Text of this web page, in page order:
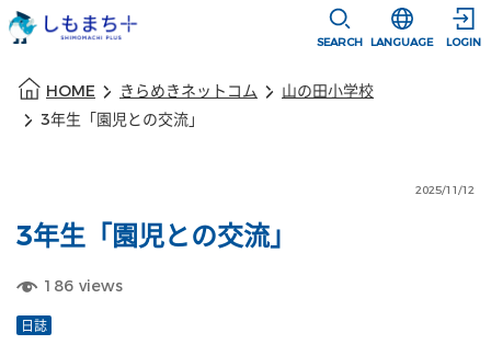
SEARCH
選択すると言
LANGUAGE LOGIN
HOME きらめきネットコム
山の田小学校
3年生「園児との交流」
2025/11/12
3年生「園児との交流」
186 views
日誌